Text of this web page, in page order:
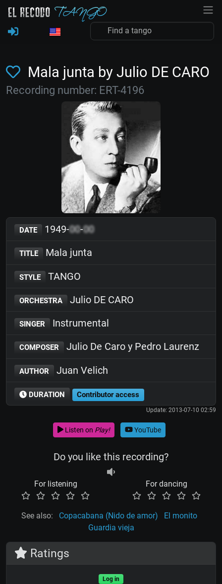
Mala junta by Julio DE CARO
Recording number: ERT-4196
DATE 1949-00-00
TITLE Mala junta
STYLE TANGO
ORCHESTRA Julio DE CARO
SINGER Instrumental
COMPOSER Julio De Caro y Pedro Laurenz
AUTHOR Juan Velich
DURATION Contributor access
Update: 2013-07-10 02:59
Listen on Play! YouTube
Do you like this recording?
For listening For dancing
See also: Copacabana (Nido de amor)
El monito
Guardia vieja
Ratings
Log in